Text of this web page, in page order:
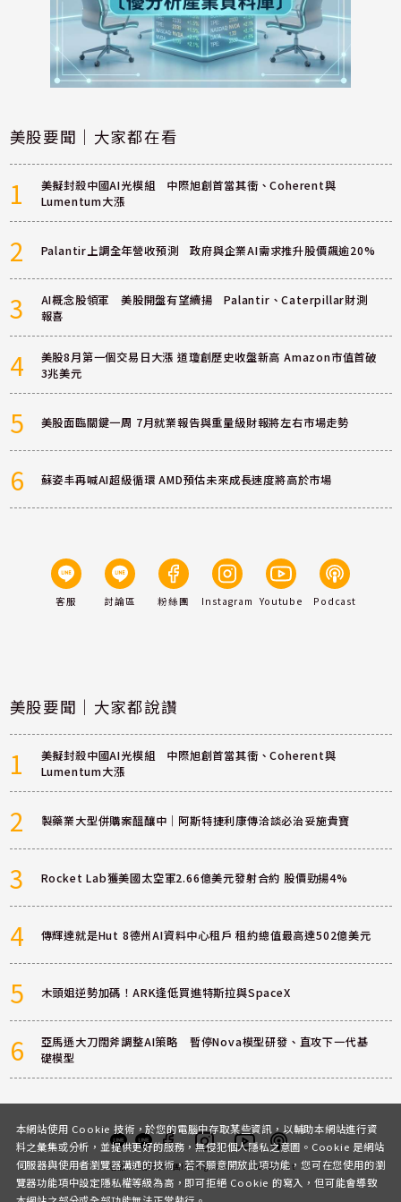
美股要聞｜大家都在看
1
美擬封殺中國AI光模組 中際旭創首當其衝、Coherent與
Lumentum大漲
2 Palantir上調全年營收預測 政府與企業AI需求推升股價飆逾20%
3
AI概念股領軍 美股開盤有望續揚 Palantir、Caterpillar財測
報喜
4
美股8月第一個交易日大漲 道瓊創歷史收盤新高 Amazon市值首破
3兆美元
5 美股面臨關鍵一周 7月就業報告與重量級財報將左右市場走勢
6 蘇姿丰再喊AI超級循環 AMD預估未來成長速度將高於市場
客服 討論區 粉絲團 Instagram Youtube Podcast
美股要聞｜大家都說讚
1
美擬封殺中國AI光模組 中際旭創首當其衝、Coherent與
Lumentum大漲
2 製藥業大型併購案醞釀中｜阿斯特捷利康傳洽談必治妥施貴寶
3 Rocket Lab獲美國太空軍2.66億美元發射合約 股價勁揚4%
4 傳輝達就是Hut 8德州AI資料中心租戶 租約總值最高達502億美元
5 木頭姐逆勢加碼！ARK逢低買進特斯拉與SpaceX
6
亞馬遜大刀闊斧調整AI策略 暫停Nova模型研發、直攻下一代基
礎模型
客服 討論區粉絲團InstagramYoutubePodcast
本網站使用 Cookie 技術，於您的電腦中存取某些資訊，以輔助本網站進行資
料之彙集或分析，並提供更好的服務，無侵犯個人隱私之意圖。Cookie 是網站
伺服器與使用者瀏覽器溝通的技術，若不願意開放此項功能，您可在您使用的瀏
覽器功能項中設定隱私權等級為高，即可拒絕 Cookie 的寫入，但可能會導致